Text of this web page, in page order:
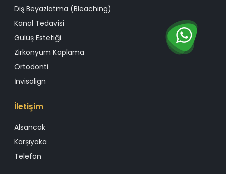
Diş Beyazlatma (Bleaching)
Kanal Tedavisi
Gülüş Estetiği
Zirkonyum Kaplama
Ortodonti
İnvisalign
İletişim
Alsancak
Karşıyaka
Telefon